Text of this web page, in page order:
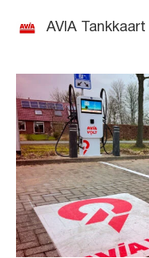
AVIA Tankkaart